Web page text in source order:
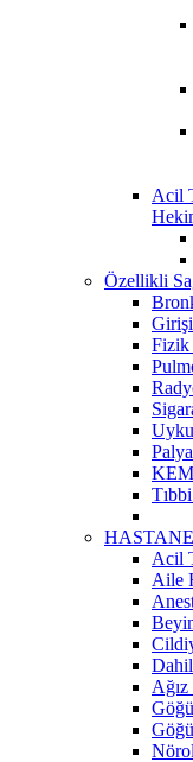
Acil
Özellikli
Fizik
Acil
Aile
Ağız